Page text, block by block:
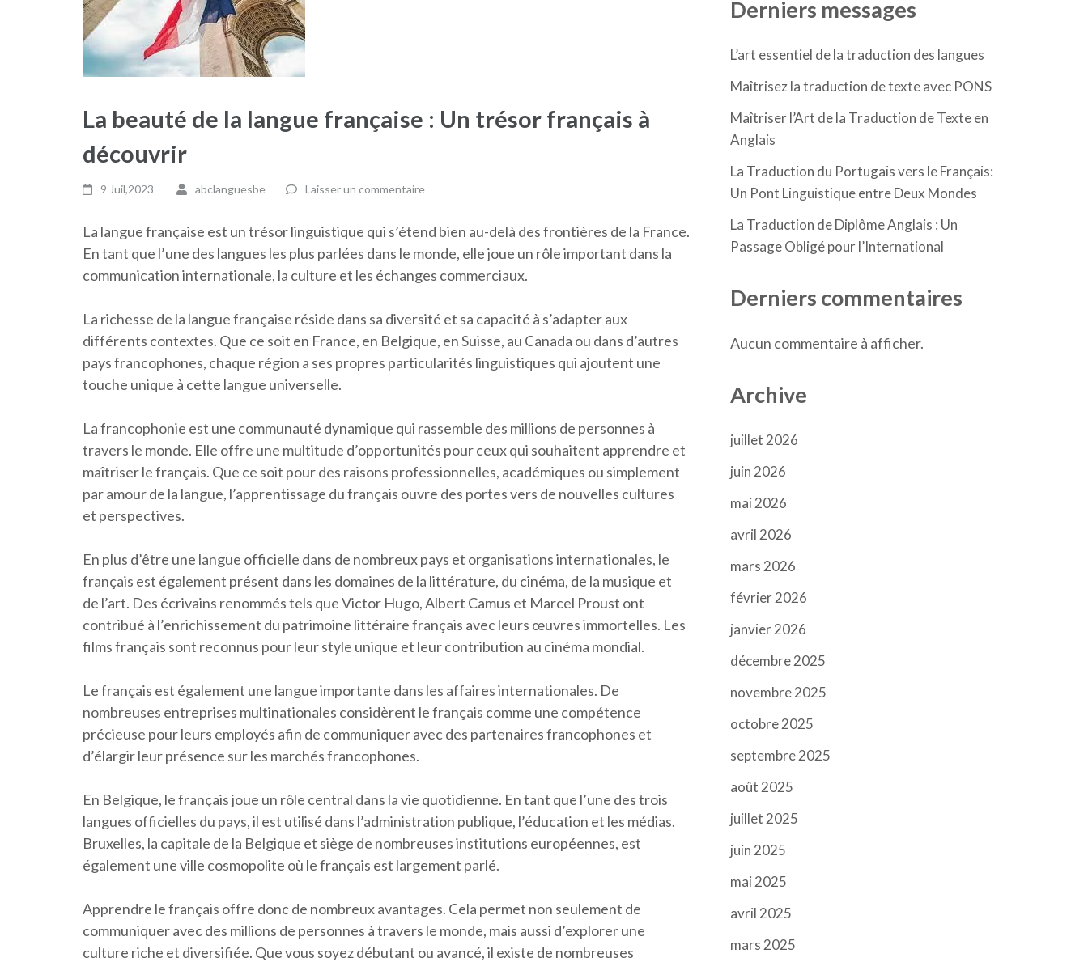
La beauté de la langue française : Un trésor français à
découvrir
9 Juil,2023 abclanguesbe Laisser un commentaire
La langue française est un trésor linguistique qui s’étend bien au-delà des frontières de la France.
En tant que l’une des langues les plus parlées dans le monde, elle joue un rôle important dans la
communication internationale, la culture et les échanges commerciaux.
La richesse de la langue française réside dans sa diversité et sa capacité à s’adapter aux
différents contextes. Que ce soit en France, en Belgique, en Suisse, au Canada ou dans d’autres
pays francophones, chaque région a ses propres particularités linguistiques qui ajoutent une
touche unique à cette langue universelle.
La francophonie est une communauté dynamique qui rassemble des millions de personnes à
travers le monde. Elle offre une multitude d’opportunités pour ceux qui souhaitent apprendre et
maîtriser le français. Que ce soit pour des raisons professionnelles, académiques ou simplement
par amour de la langue, l’apprentissage du français ouvre des portes vers de nouvelles cultures
et perspectives.
En plus d’être une langue officielle dans de nombreux pays et organisations internationales, le
français est également présent dans les domaines de la littérature, du cinéma, de la musique et
de l’art. Des écrivains renommés tels que Victor Hugo, Albert Camus et Marcel Proust ont
contribué à l’enrichissement du patrimoine littéraire français avec leurs œuvres immortelles. Les
films français sont reconnus pour leur style unique et leur contribution au cinéma mondial.
Le français est également une langue importante dans les affaires internationales. De
nombreuses entreprises multinationales considèrent le français comme une compétence
précieuse pour leurs employés afin de communiquer avec des partenaires francophones et
d’élargir leur présence sur les marchés francophones.
En Belgique, le français joue un rôle central dans la vie quotidienne. En tant que l’une des trois
langues officielles du pays, il est utilisé dans l’administration publique, l’éducation et les médias.
Bruxelles, la capitale de la Belgique et siège de nombreuses institutions européennes, est
également une ville cosmopolite où le français est largement parlé.
Apprendre le français offre donc de nombreux avantages. Cela permet non seulement de
communiquer avec des millions de personnes à travers le monde, mais aussi d’explorer une
culture riche et diversifiée. Que vous soyez débutant ou avancé, il existe de nombreuses
Derniers messages
L’art essentiel de la traduction des langues
Maîtrisez la traduction de texte avec PONS
Maîtriser l’Art de la Traduction de Texte en
Anglais
La Traduction du Portugais vers le Français:
Un Pont Linguistique entre Deux Mondes
La Traduction de Diplôme Anglais : Un
Passage Obligé pour l’International
Derniers commentaires
Aucun commentaire à afficher.
Archive
juillet 2026
juin 2026
mai 2026
avril 2026
mars 2026
février 2026
janvier 2026
décembre 2025
novembre 2025
octobre 2025
septembre 2025
août 2025
juillet 2025
juin 2025
mai 2025
avril 2025
mars 2025